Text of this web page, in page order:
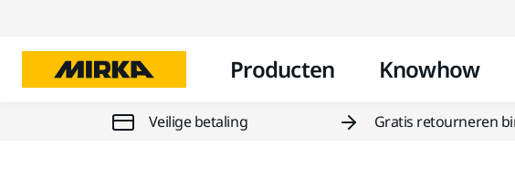
Producten Knowhow
Veilige betaling Gratis retourneren